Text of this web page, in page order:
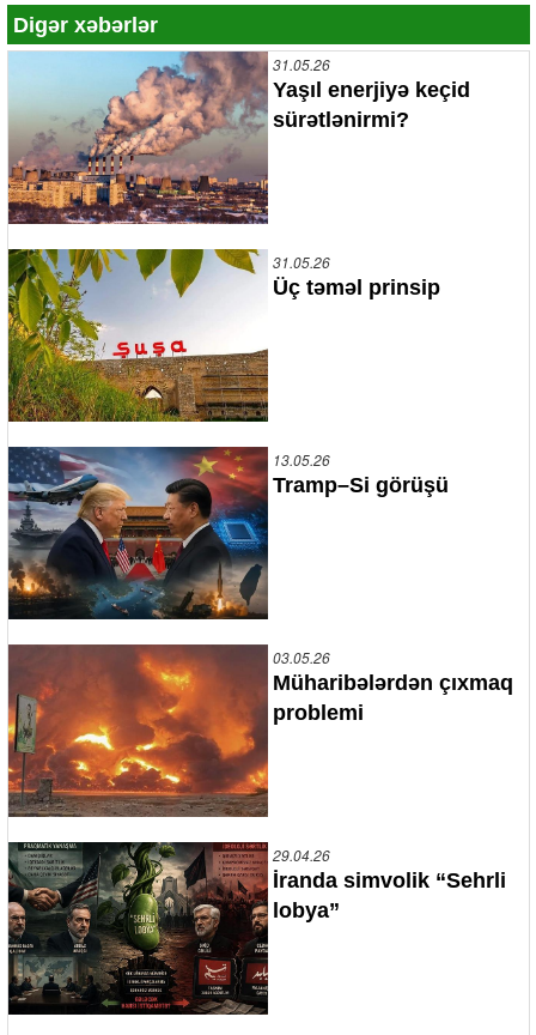
Digər xəbərlər
31.05.26
Yaşıl enerjiyə keçid
sürətlənirmi?
31.05.26
Üç təməl prinsip
13.05.26
Tramp–Si görüşü
03.05.26
Müharibələrdən çıxmaq
problemi
29.04.26
İranda simvolik “Sehrli
lobya”